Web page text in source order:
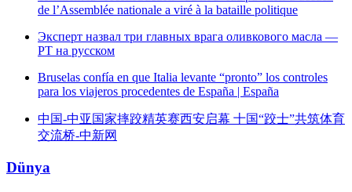
de l’Assemblée nationale a viré à la bataille politique
Эксперт назвал три главных врага оливкового масла —
РТ на русском
Bruselas confía en que Italia levante “pronto” los controles
para los viajeros procedentes de España | España
中国-中亚国家摔跤精英赛西安启幕 十国“跤士”共筑体育
交流桥-中新网
Dünya